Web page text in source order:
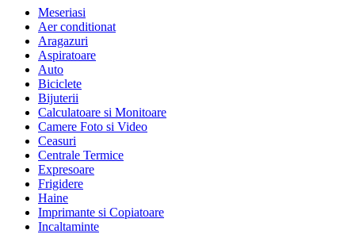
Meseriasi
Aer conditionat
Aragazuri
Aspiratoare
Auto
Biciclete
Bijuterii
Calculatoare si Monitoare
Camere Foto si Video
Ceasuri
Centrale Termice
Expresoare
Frigidere
Haine
Imprimante si Copiatoare
Incaltaminte